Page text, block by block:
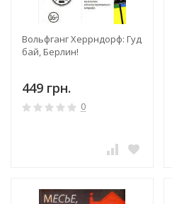
Вольфганг Херрндорф: Гуд
бай, Берлин!
449 грн.
0